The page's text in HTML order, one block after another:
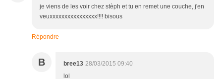
je viens de les voir chez stèph et tu en remet une couche, j'en
veuxxxxxxxxxxxxxxxx!!!! bisous
Répondre
B bree13 28/03/2015 09:40
lol